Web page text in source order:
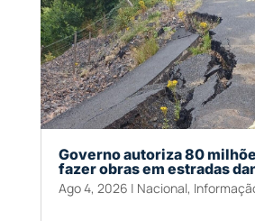
Governo autoriza 80
fazer obras em estradas
Ago 4, 2026 | Nacional,